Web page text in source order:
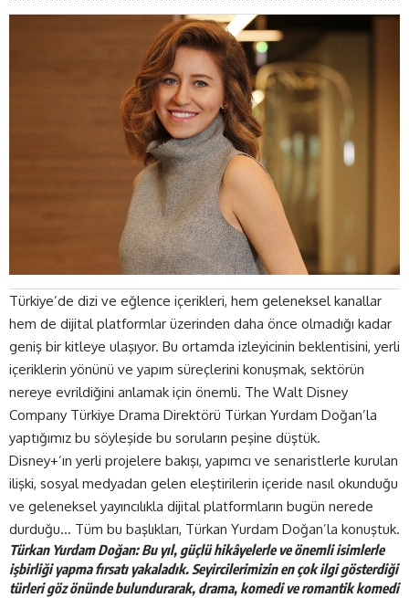
Türkiye’de dizi ve eğlence içerikleri, hem geleneksel kanallar
hem de dijital platformlar üzerinden daha önce olmadığı kadar
geniş bir kitleye ulaşıyor. Bu ortamda izleyicinin beklentisini, yerli
içeriklerin yönünü ve yapım süreçlerini konuşmak, sektörün
nereye evrildiğini anlamak için önemli. The Walt Disney
Company Türkiye Drama Direktörü Türkan Yurdam Doğan’la
yaptığımız bu söyleşide bu soruların peşine düştük.
Disney+’ın yerli projelere bakışı, yapımcı ve senaristlerle kurulan
ilişki, sosyal medyadan gelen eleştirilerin içeride nasıl okunduğu
ve geleneksel yayıncılıkla dijital platformların bugün nerede
durduğu… Tüm bu başlıkları, Türkan Yurdam Doğan’la konuştuk.
Türkan Yurdam Doğan: Bu yıl, güçlü hikâyelerle ve önemli isimlerle
işbirliği yapma fırsatı yakaladık. Seyircilerimizin en çok ilgi gösterdiği
türleri göz önünde bulundurarak, drama, komedi ve romantik komedi